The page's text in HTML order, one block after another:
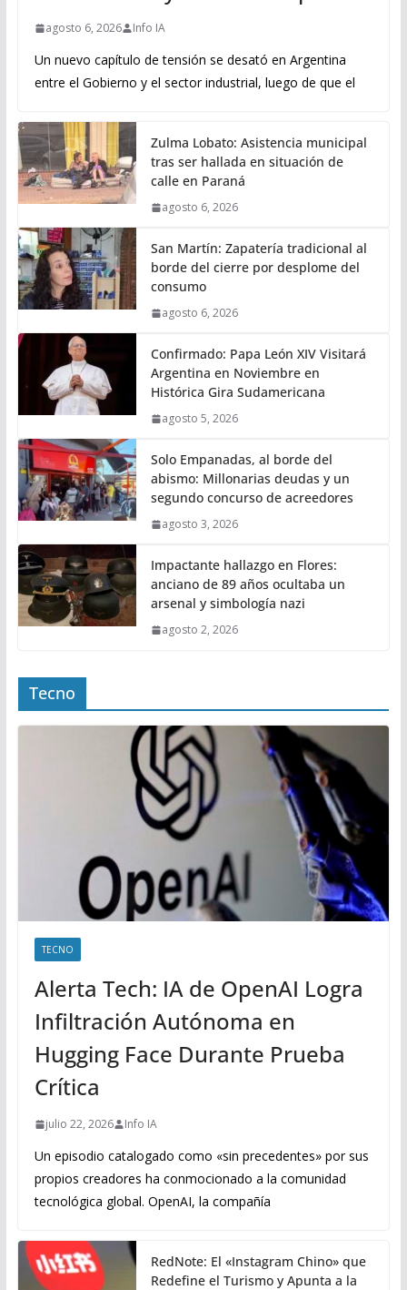
agosto 6, 2026 Info IA
Un nuevo capítulo de tensión se desató en Argentina
entre el Gobierno y el sector industrial, luego de que el
Zulma Lobato: Asistencia municipal
tras ser hallada en situación de
calle en Paraná
agosto 6, 2026
San Martín: Zapatería tradicional al
borde del cierre por desplome del
consumo
agosto 6, 2026
Confirmado: Papa León XIV Visitará
Argentina en Noviembre en
Histórica Gira Sudamericana
agosto 5, 2026
Solo Empanadas, al borde del
abismo: Millonarias deudas y un
segundo concurso de acreedores
agosto 3, 2026
Impactante hallazgo en Flores:
anciano de 89 años ocultaba un
arsenal y simbología nazi
agosto 2, 2026
Tecno
TECNO
Alerta Tech: IA de OpenAI Logra
Infiltración Autónoma en
Hugging Face Durante Prueba
Crítica
julio 22, 2026 Info IA
Un episodio catalogado como «sin precedentes» por sus
propios creadores ha conmocionado a la comunidad
tecnológica global. OpenAI, la compañía
RedNote: El «Instagram Chino» que
Redefine el Turismo y Apunta a la